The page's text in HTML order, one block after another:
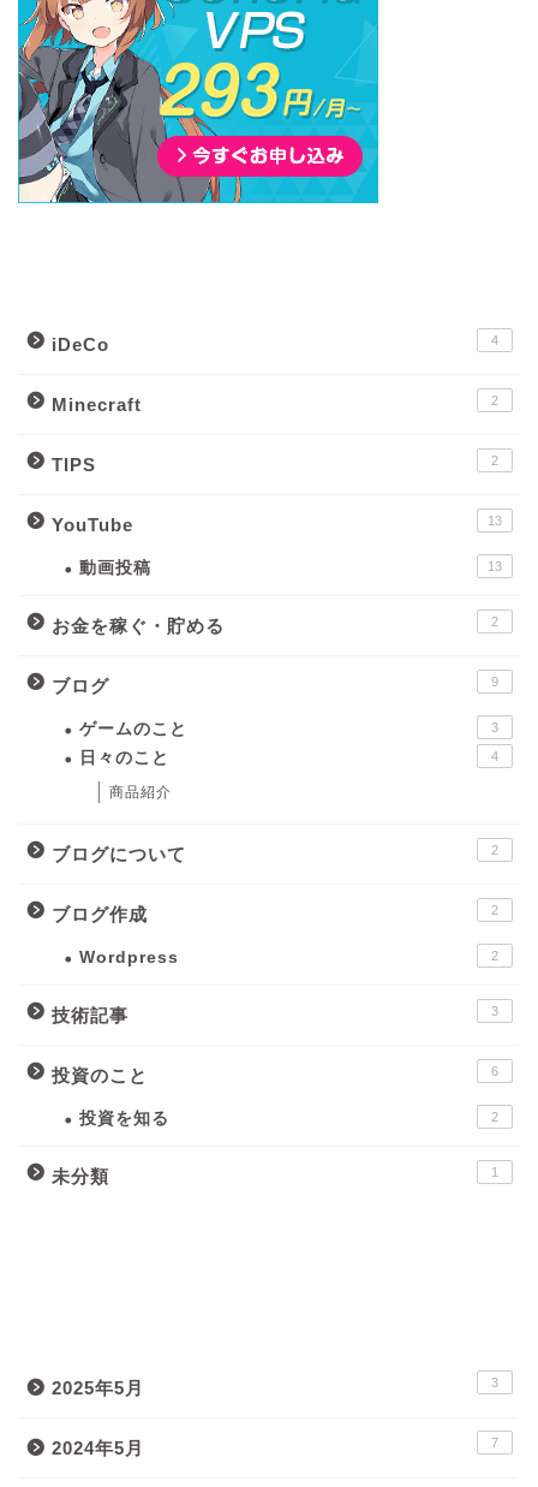
iDeCo 4
Minecraft 2
TIPS 2
YouTube 13
動画投稿 13
お金を稼ぐ・貯める 2
ブログ 9
ゲームのこと 3
日々のこと 4
商品紹介
ブログについて 2
ブログ作成 2
Wordpress 2
技術記事 3
投資のこと 6
投資を知る 2
未分類 1
2025年5月 3
2024年5月 7